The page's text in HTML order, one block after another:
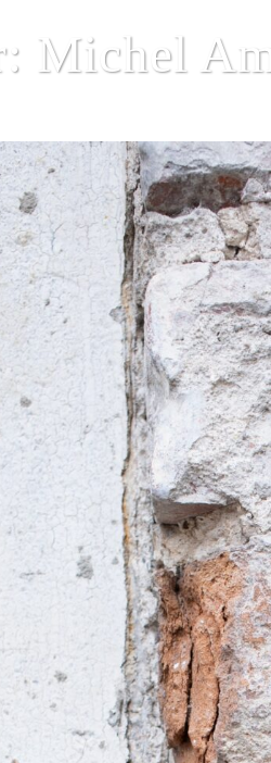
Michel